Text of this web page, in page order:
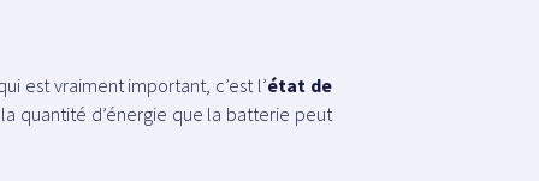
est vraiment important, c’est l’état de
quantité d’énergie que la batterie peut